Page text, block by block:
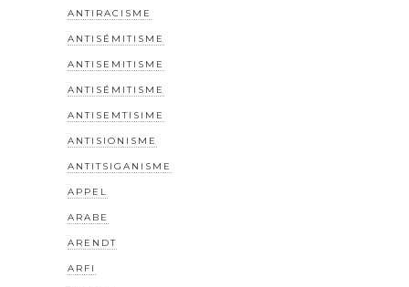
ANTIRACISME
ANTISÉMITISME
ANTISEMITISME
ANTISÉMITISME
ANTISEMTISIME
ANTISIONISME
ANTITSIGANISME
APPEL
ARABE
ARENDT
ARFI